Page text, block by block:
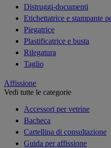
Distruggi-documenti
Etichettatrice e stampante
Piegatrice
Plastificatrice e busta
Rilegatura
Taglio
Affissione
Vedi tutte le categorie
Accessori per vetrine
Bacheca
Cartellina di consultazione
Guida per affissione